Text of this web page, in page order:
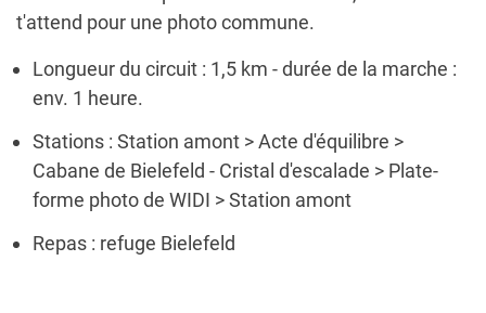
t'attend pour une photo commune.
Longueur du circuit : 1,5 km - durée de la marche :
env. 1 heure.
Stations : Station amont > Acte d'équilibre >
Cabane de Bielefeld - Cristal d'escalade > Plate-
forme photo de WIDI > Station amont
Repas : refuge Bielefeld